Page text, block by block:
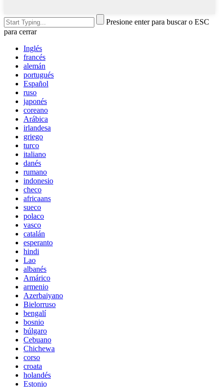
Presione enter para buscar o ESC
para cerrar
Inglés
francés
alemán
portugués
Español
ruso
japonés
coreano
Arábica
irlandesa
griego
turco
italiano
danés
rumano
indonesio
checo
africaans
sueco
polaco
vasco
catalán
esperanto
hindi
Lao
albanés
Amárico
armenio
Azerbaiyano
Bielorruso
bengalí
bosnio
búlgaro
Cebuano
Chichewa
corso
croata
holandés
Estonio